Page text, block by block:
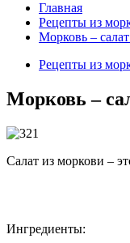
Главная
Рецепты из
Морковь –
Рецепты из
Морковь –
Салат из моркови –
Ингредиенты: